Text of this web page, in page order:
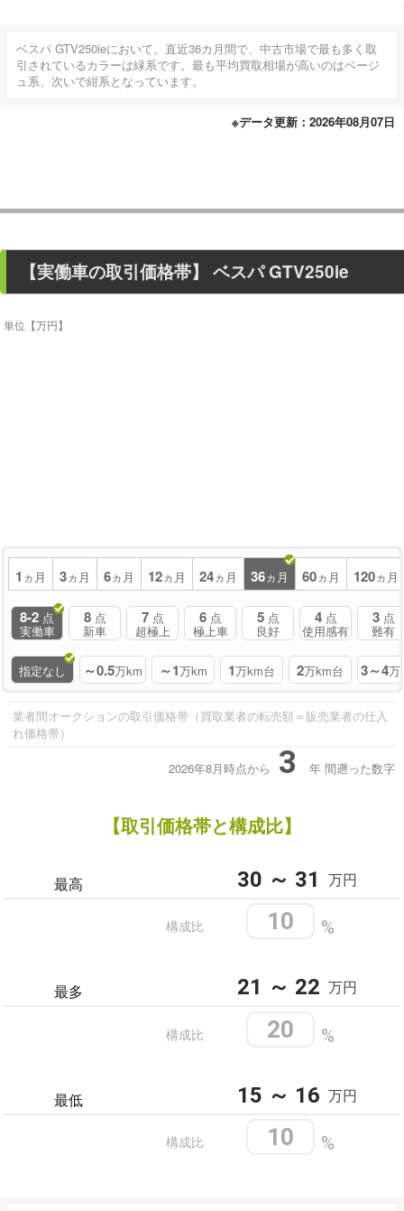
ベスパ GTV250ieにおいて。直近36カ月間で、中古市場で最も多く取
引されているカラーは緑系です。最も平均買取相場が高いのはベージ
ュ系、次いで紺系となっています。
※データ更新：2026年08月07日
【実働車の取引価格帯】 ベスパ GTV250ie
単位 【万円】
1 ヵ月 3ヵ月 6ヵ月 12ヵ月 24ヵ月 36ヵ月 60ヵ月 120ヵ月
8-2 点
実働車
8 点
新車
7 点
超極上
6 点
極上車
5 点
良好
4 点
使用感有
3 点
難有
指定なし ～0.5万km ～1万km 1万km台 2万km台 3～4万
業者間オークションの取引価格帯（買取業者の転売額＝販売業者の仕入
れ価格帯）
2026年8月時点から 3 年 間遡った数字
【取引価格帯と構成比】
最高 30 ～ 31 万円
%
10
構成比
最多 21 ～ 22 万円
%
20
構成比
最低 15 ～ 16 万円
%
10
構成比